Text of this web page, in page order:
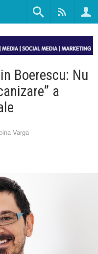
Boerescu: Nu
a
Varga